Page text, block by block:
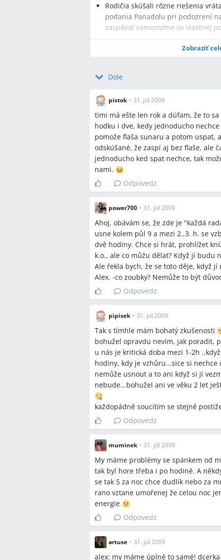
Rodičia skúšali rôzne riešenia
podania Panadolu pri podozrení
zaspávať samostatne vo vlastnej
Najčastejšie otázky
Q:Čo môže spôsobovať nočné bdenie
A:V diskusii rodičia uvádzali ako
stoličky), nesprávne zaspávacie
typicky objavuje okolo 3:00–4:00 a
Q:Pomôže kniha "Každé dieťa sa vie
A:Viacerí rodičia uviedli, že aplikácia
spánky max. 2 hodiny, učenie
prespávať noc.
Q:Aké konkrétne kroky rodičia z
A:Konkrétne kroky uvedené v
popoludňajší spánok presiahnuť
vlastnej postieľke.
Q:Pomôže prebudiť dieťa po dlhom
A:Rodičia popisovali, že prebudenie
spánku v niektorých prípadoch
Pomáhajú homeopatiká alebo
A:
Viacerí rodičia uviedli, že
Q:Pomôže dať dieťaťu v noci fľašu
A:Niektorí rodičia napísali, že fľaša
nekonzistentný a mnohé deti sa
Q:Je dobré brať dieťa do rodičovskej
A:Rodičia v diskusii často dieťa vzali
niektorí diskutujúci odporúčajú
Závery z diskusie
Nočné bdenie okolo 3:00–4:00 a
vo veku 1–2 rokov.
Kniha "Každé dieťa sa vie naučiť
zdrojom riešení.
Sporné názory
že pravidelné prebúdzenie v
Brať dieťa do postele vs. učiť spať
Zobraziť
Dole
pistok • 31. júl 2009
timi má ešte len rok a dúfam, že to
hodku i dve, kedy jednoducho
pomože flaša sunaru a potom uspat,
odskúšané, že zaspí aj bez flaše, ale
jednoducho ked spat nechce, tak
nami.
Odpovedz
power700 • 31. júl 2009
Ahoj, obávám se, že zde je "každá
usne kolem půl 9 a mezi 2.,3. h. se
dvě hodiny. Chce si hrát, prohlížet
k.o., ale co můžu dělat? Když jí budu
Ale řekla bych, že se toto děje, když jí
Alex. -co zoubky? Nemůže to být
Odpovedz
pipisek • 31. júl 2009
Tak s tímhle mám bohatý zkušenosti
bohužel opravdu nevím, jak poradit,
u nás je kritická doba mezi 1-2h
hodiny, kdy je vzhůru...sice si
nemůže usnout a to ani když si jí
nebude...bohužel ani ve věku 2 let
každopádně soucítím se stejně
Odpovedz
muminek • 31. júl 2009
My máme problémy se spánkem od
tak byl hore třeba i po hodině. A
se tak 5 za noc chce dudlík nebo za
rano vztane umořenej že celou noc
energie
Odpovedz
artuse • 31. júl 2009
alex: my máme úplně to samé!